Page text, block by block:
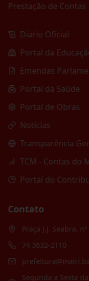
Prestação de Contas
Diario Oficial
Portal da
Emendas
Portal da Saúde
Portal de Obras
Notícias
Transparência
TCM - Contas do
Portal do
Contato
Praça J.J. Seabra,
74 3632-2110
Segunda a Sexta